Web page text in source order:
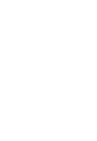
strony z produktami